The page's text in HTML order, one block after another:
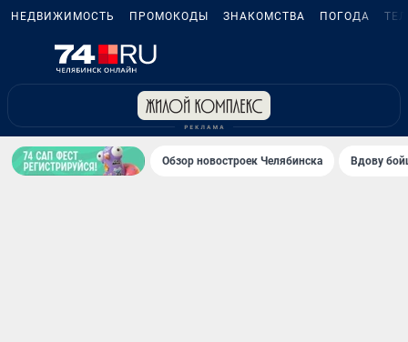
НЕДВИЖИМОСТЬ ПРОМОКОДЫ ЗНАКОМСТВА ПОГОДА
Обзор новостроек Челябинска Вдову